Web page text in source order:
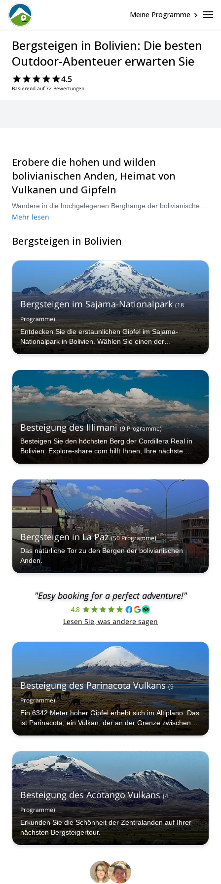
Meine Programme
Bergsteigen in Bolivien: Die besten
Outdoor-Abenteuer erwarten Sie
4.5
Basierend auf 72 Bewertungen
Erobere die hohen und wilden
bolivianischen Anden, Heimat von
Vulkanen und Gipfeln
Mehr lesen
Bergsteigen in Bolivien
Bergsteigen im Sajama-Nationalpark (18
Programme)
Entdecken Sie die erstaunlichen Gipfel im Sajama-
Nationalpark in Bolivien. Wählen Sie einen der
zertifizierten Guides auf Explore-share.com und buchen
Besteigung des Illimani (9Programme)
Besteigen Sie den höchsten Berg der Cordillera Real in
Bolivien. Explore-share.com hilft Ihnen, Ihre nächste
Bergsteigen in La Paz (50Programme)
Das natürliche Tor zu den Bergen der bolivianischen
Anden.
"Easy booking for a perfect adventure!"
4.8
Lesen Sie, was andere sagen
Besteigung des Parinacota Vulkans (9
Programme)
Ein 6342 Meter hoher Gipfel erhebt sich im Altiplano. Das
ist Parinacota, ein Vulkan, der an der Grenze zwischen
Chile und Bolivien liegt.
Besteigung des Acotango Vulkans (4
Programme)
Erkunden Sie die Schönheit der Zentralanden auf Ihrer
nächsten Bergsteigertour.